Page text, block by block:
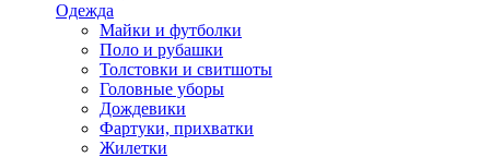
Одежда
Майки и футболки
Поло и рубашки
Толстовки и свитшоты
Головные уборы
Дождевики
Фартуки, прихватки
Жилетки